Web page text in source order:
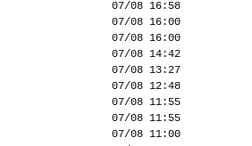
07/08 16:58
07/08 16:00
07/08 16:00
07/08 14:42
07/08 13:27
07/08 12:48
07/08 11:55
07/08 11:55
07/08 11:00